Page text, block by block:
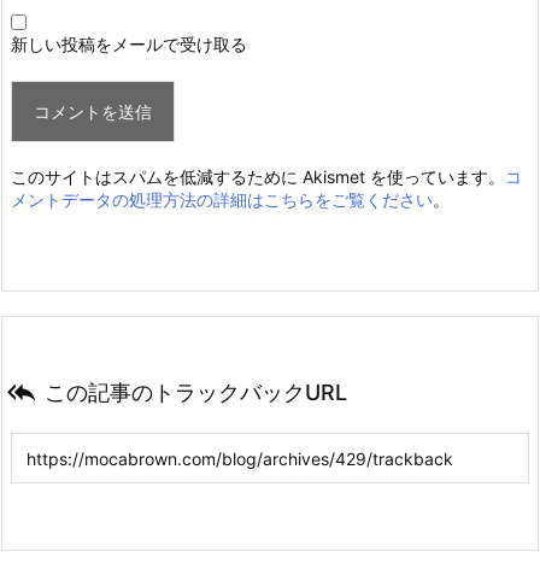
新しい投稿をメールで受け取る
このサイトはスパムを低減するために Akismet を使っています。
コ
メントデータの処理方法の詳細はこちらをご覧ください。
 この記事のトラックバックURL